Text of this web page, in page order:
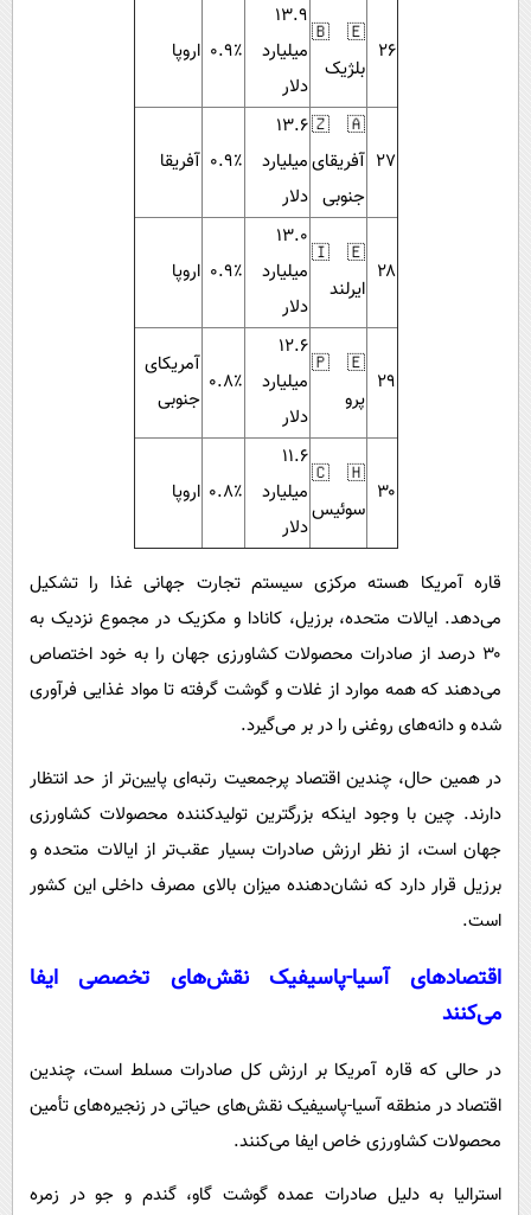
۲۶
🇧🇪
بلژیک
۱۳.۹
میلیارد
دلار
۰.۹٪ اروپا
۲۷
🇿🇦
آفریقای
جنوبی
۱۳.۶
میلیارد
دلار
۰.۹٪ آفریقا
۲۸
🇮🇪
ایرلند
۱۳.۰
میلیارد
دلار
۰.۹٪ اروپا
۲۹
🇵🇪
پرو
۱۲.۶
میلیارد
دلار
۰.۸٪
آمریکای
جنوبی
۳۰
🇨🇭
سوئیس
۱۱.۶
میلیارد
دلار
۰.۸٪ اروپا
قاره آمریکا هسته مرکزی سیستم تجارت جهانی غذا را تشکیل
می‌دهد. ایالات متحده، برزیل، کانادا و مکزیک در مجموع نزدیک به
۳۰ درصد از صادرات محصولات کشاورزی جهان را به خود اختصاص
می‌دهند که همه موارد از غلات و گوشت گرفته تا مواد غذایی فرآوری
شده و دانه‌های روغنی را در بر می‌گیرد.
در همین حال، چندین اقتصاد پرجمعیت رتبه‌ای پایین‌تر از حد انتظار
دارند. چین با وجود اینکه بزرگترین تولیدکننده محصولات کشاورزی
جهان است، از نظر ارزش صادرات بسیار عقب‌تر از ایالات متحده و
برزیل قرار دارد که نشان‌دهنده میزان بالای مصرف داخلی این کشور
است.
اقتصادهای آسیا-پاسیفیک نقش‌های تخصصی ایفا
می‌کنند
در حالی که قاره آمریکا بر ارزش کل صادرات مسلط است، چندین
اقتصاد در منطقه آسیا-پاسیفیک نقش‌های حیاتی در زنجیره‌های تأمین
محصولات کشاورزی خاص ایفا می‌کنند.
استرالیا به دلیل صادرات عمده گوشت گاو، گندم و جو در زمره